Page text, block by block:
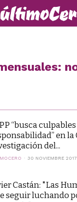
“busca
en la
del...
30 NOVIEMBRE 2017
Castán: "Las
seguir luchando